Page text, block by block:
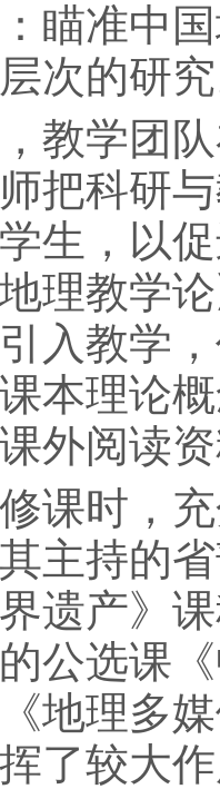
瞄准中
次的研
教学团
把科研
生，以
理教学
入教学
本理论
外阅读
课时，
主持的
遗产》
公选课
地理多
了较大